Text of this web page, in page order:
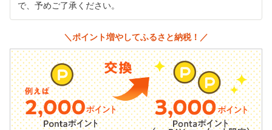
で、予めご了承ください。
＼ポイント増やしてふるさと納税！／